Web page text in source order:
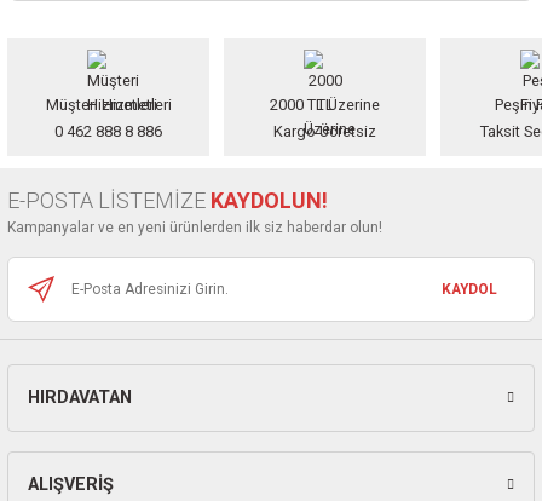
Müşteri Hizmetleri
0 462 888 8 886
2000 TL Üzerine
Kargo Ücretsiz
Peşin
Taksit
E-POSTA LİSTEMİZE KAYDOLUN!
Kampanyalar ve en yeni ürünlerden ilk siz haberdar olun!
KAYDOL
HIRDAVATAN
ALIŞVERİŞ